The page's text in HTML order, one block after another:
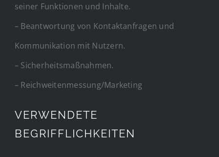
seiner Funktionen und Inhalte.
– Beantwortung von Kontaktanfragen und
Kommunikation mit Nutzern.
– Sicherheitsmaßnahmen.
– Reichweitenmessung/Marketing
VERWENDETE
BEGRIFFLICHKEITEN